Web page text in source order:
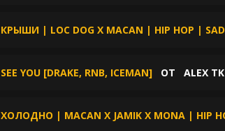
КРЫШИ | LOC DOG X MACAN | HIP HOP |
SEE YOU [DRAKE, RNB, ICEMAN] ОТ ALEX TK
ХОЛОДНО | MACAN X JAMIK X MONA | HIP